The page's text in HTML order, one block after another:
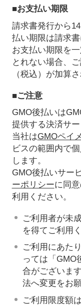
■お支払い期限
請求書発行から
払い期限は請求書
お支払い期限を
とれない場合、
（税込）が加算
■ご注意
GMO後払いは
提供する決済サー
当社はGMOペイ
ビスの範囲内で
します。
GMO後払いサー
ーポリシーに同
利用ください。
ご利用者が未
を得てご利用
ご利用にあた
っては「GMO
合がございま
法へ変更をお
ご利用限度額